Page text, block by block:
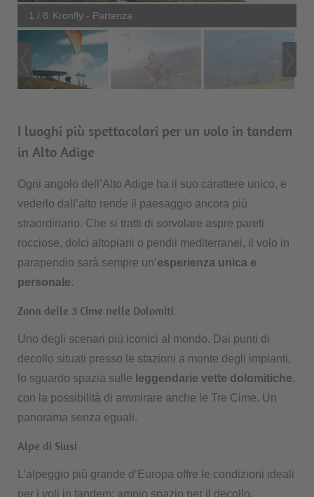
1 / 8 Kronfly - Partenza
I luoghi più spettacolari per un volo in tandem
in Alto Adige
Ogni angolo dell’Alto Adige ha il suo carattere unico, e
vederlo dall’alto rende il paesaggio ancora più
straordinario. Che si tratti di sorvolare aspre pareti
rocciose, dolci altopiani o pendii mediterranei, il volo in
parapendio sarà sempre un’esperienza unica e
personale.
Zona delle 3 Cime nelle Dolomiti
Uno degli scenari più iconici al mondo. Dai punti di
decollo situati presso le stazioni a monte degli impianti,
lo sguardo spazia sulle leggendarie vette dolomitiche,
con la possibilità di ammirare anche le Tre Cime. Un
panorama senza eguali.
Alpe di Siusi
L’alpeggio più grande d’Europa offre le condizioni ideali
per i voli in tandem: ampio spazio per il decollo,